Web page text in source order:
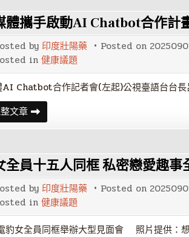
園
週
宣
導
週
活
動
高
雄
市
新
聞
從
聯
盟
會
舉
辦
媒
餐
敘
暨
績
優
記
者
表
揚
大
體攜手啟動AI Chatbot合作計
by 印度壯陽藥 Posted on
in 健康議題
AI Chatbot合作記者會(左起)公視臺語台台
文章公
共
媒
手
啟
動
AI
Chatbot
合
計
畫
全員十五人同框 私密戀愛趣事
by 印度壯陽藥 Posted on
in 健康議題
豹女全員同框舉辦大型見面會 照片提供：